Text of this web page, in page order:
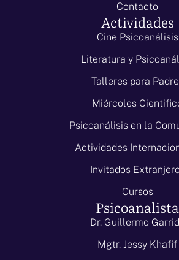
Contacto
Actividades
Cine Psicoanálisis
Literatura y
Talleres para
Miércoles
Psicoanálisis en la
Actividades
Invitados
Cursos
Psicoanalista
Dr. Guillermo
Mgtr. Jessy Khafif